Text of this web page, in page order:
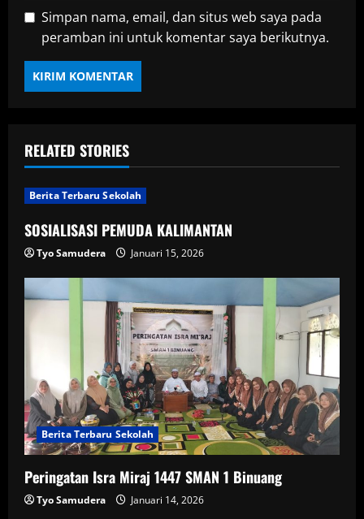
Simpan nama, email, dan situs web saya pada
peramban ini untuk komentar saya berikutnya.
RELATED STORIES
Berita Terbaru Sekolah
SOSIALISASI PEMUDA KALIMANTAN
Tyo Samudera Januari 15, 2026
Berita Terbaru Sekolah
Peringatan Isra Miraj 1447 SMAN 1 Binuang
Tyo Samudera Januari 14, 2026